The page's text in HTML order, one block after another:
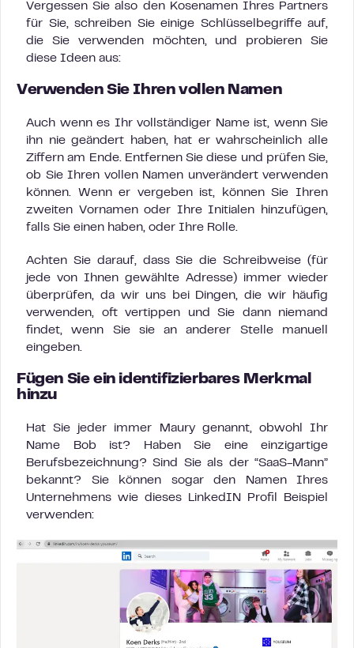
Vergessen Sie also den Kosenamen Ihres Partners
für Sie, schreiben Sie einige Schlüsselbegriffe auf,
die Sie verwenden möchten, und probieren Sie
diese Ideen aus:
Verwenden Sie Ihren vollen Namen
Auch wenn es Ihr vollständiger Name ist, wenn Sie
ihn nie geändert haben, hat er wahrscheinlich alle
Ziffern am Ende. Entfernen Sie diese und prüfen Sie,
ob Sie Ihren vollen Namen unverändert verwenden
können. Wenn er vergeben ist, können Sie Ihren
zweiten Vornamen oder Ihre Initialen hinzufügen,
falls Sie einen haben, oder Ihre Rolle.
Achten Sie darauf, dass Sie die Schreibweise (für
jede von Ihnen gewählte Adresse) immer wieder
überprüfen, da wir uns bei Dingen, die wir häufig
verwenden, oft vertippen und Sie dann niemand
findet, wenn Sie sie an anderer Stelle manuell
eingeben.
Fügen Sie ein identifizierbares Merkmal
hinzu
Hat Sie jeder immer Maury genannt, obwohl Ihr
Name Bob ist? Haben Sie eine einzigartige
Berufsbezeichnung? Sind Sie als der “SaaS-Mann”
bekannt? Sie können sogar den Namen Ihres
Unternehmens wie dieses LinkedIN Profil Beispiel
verwenden: